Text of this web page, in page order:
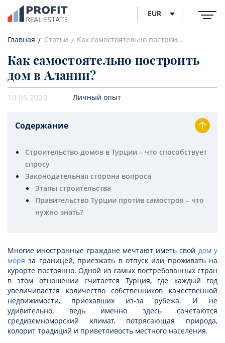
EUR
Главная Статьи Как самостоятельно построить дом в Алании?
Как самостоятельно построить
дом в Алании?
10.05.2020 Личный опыт
Содержание
Строительство домов в Турции – что способствует
спросу
Законодательная сторона вопроса
Этапы строительства
Правительство Турции против самостроя – что
нужно знать?
Многие иностранные граждане мечтают иметь свой дом у
моря за границей, приезжать в отпуск или проживать на
курорте постоянно. Одной из самых востребованных стран
в этом отношении считается Турция, где каждый год
увеличивается количество собственников качественной
недвижимости, приехавших из-за рубежа. И не
удивительно, ведь именно здесь сочетаются
средиземноморский климат, потрясающая природа,
колорит традиций и приветливость местного населения.